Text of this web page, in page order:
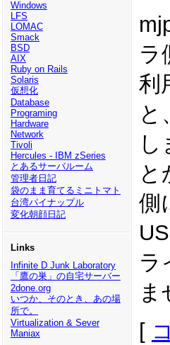
Windows
LFS
LOMAC
Smack
BSD
AIX
Ruby on Rails
Solaris
仮想化
Database
Programing
Hardware
Network
Tivoli
Hercules - IBM zSeries
とあるサーバルーム
管理者日記
袋のまま育てるミニトマト
台湾パイナップル
変化朝顔日記
Links
Infinite D Junk Laboratory
「鷹の巣」の自宅サーバー
2done.org
いつか、そのとき、あの場
所で。
Virtualization & Sever
Maniax
ラ
利
と
と
側
ラ
ま
[